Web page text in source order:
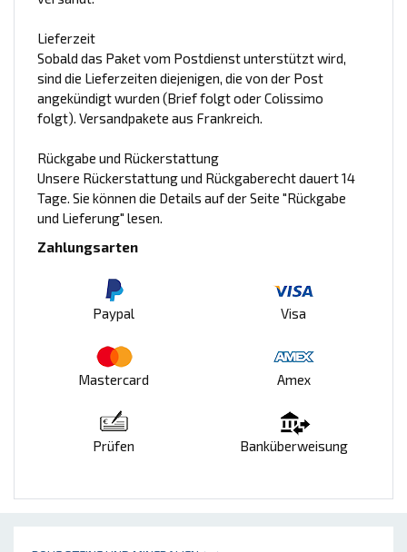
Lieferzeit
Sobald das Paket vom Postdienst unterstützt wird,
sind die Lieferzeiten diejenigen, die von der Post
angekündigt wurden (Brief folgt oder Colissimo
folgt). Versandpakete aus Frankreich.
Rückgabe und Rückerstattung
Unsere Rückerstattung und Rückgaberecht dauert 14
Tage. Sie können die Details auf der Seite "Rückgabe
und Lieferung" lesen.
Zahlungsarten
Paypal Visa
Mastercard Amex
Prüfen Banküberweisung